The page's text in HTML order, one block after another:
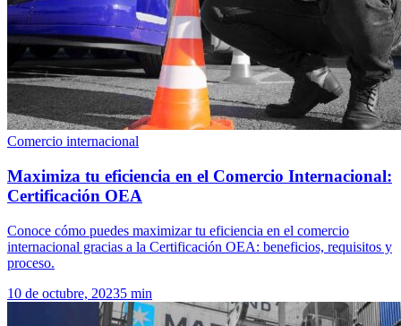
Comercio internacional
Maximiza tu eficiencia en el Comercio Internacional:
Certificación OEA
Conoce cómo puedes maximizar tu eficiencia en el comercio
internacional gracias a la Certificación OEA: beneficios, requisitos y
proceso.
10 de octubre, 20235 min